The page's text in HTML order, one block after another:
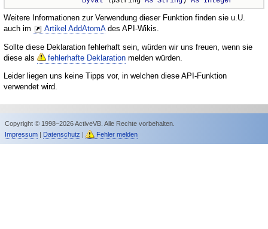
Weitere Informationen zur Verwendung dieser Funktion finden sie u.U.
auch im
Artikel AddAtomAdes API-Wikis.
Sollte diese Deklaration fehlerhaft sein, würden wir uns freuen, wenn sie
diese als
fehlerhafte Deklaration melden würden.
Leider liegen uns keine Tipps vor, in welchen diese API-Funktion
verwendet wird.
Copyright © 1998–2026 ActiveVB. Alle Rechte vorbehalten.
Impressum| Datenschutz | Fehler melden